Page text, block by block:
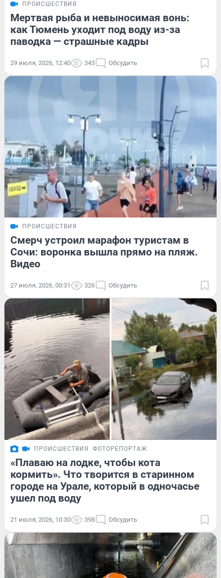
ПРОИСШЕСТВИЯ
Мертвая рыба и невыносимая вонь:
как Тюмень уходит под воду из-за
паводка — страшные кадры
29 июля, 2026, 12:40 343 Обсудить
ПРОИСШЕСТВИЯ
Смерч устроил марафон туристам в
Сочи: воронка вышла прямо на пляж.
Видео
27 июля, 2026, 00:31 326 Обсудить
ПРОИСШЕСТВИЯ ФОТОРЕПОРТАЖ
«Плаваю на лодке, чтобы кота
кормить». Что творится в старинном
городе на Урале, который в одночасье
ушел под воду
21 июля, 2026, 10:30 398 Обсудить